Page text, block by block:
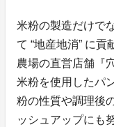
米粉の製造だけで
て “地産地消” に貢
農場の直営店舗『
米粉を使用したパ
粉の性質や調理後
ッシュアップにも